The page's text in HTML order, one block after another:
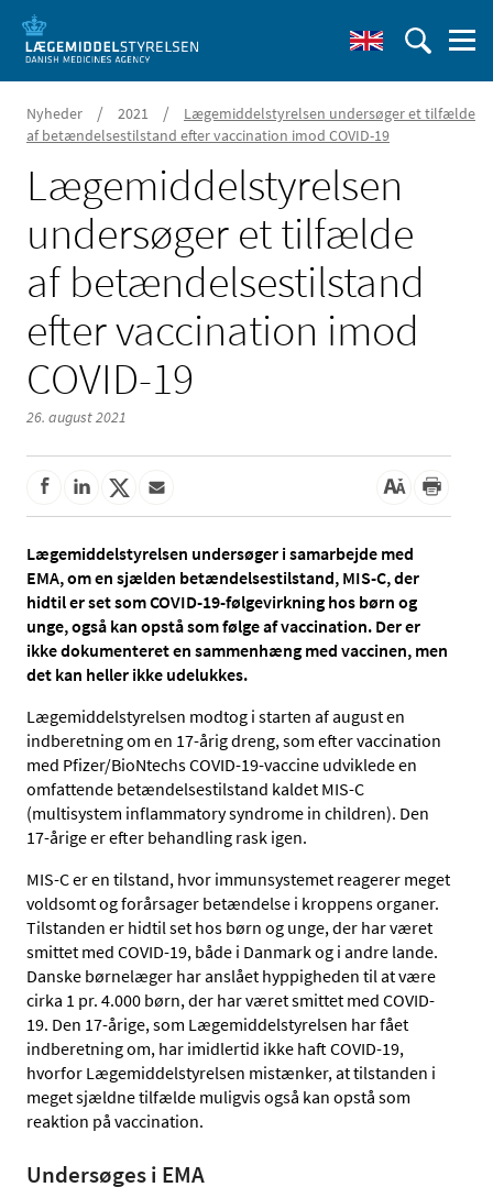
Nyheder / 2021 /
Lægemiddelstyrelsen undersøger et tilfælde
af betændelsestilstand efter vaccination imod COVID-19
Lægemiddelstyrelsen
undersøger et tilfælde
af betændelsestilstand
efter vaccination imod
COVID-19
26. august 2021
Lægemiddelstyrelsen undersøger i samarbejde med
EMA, om en sjælden betændelsestilstand, MIS-C, der
hidtil er set som COVID-19-følgevirkning hos børn og
unge, også kan opstå som følge af vaccination. Der er
ikke dokumenteret en sammenhæng med vaccinen, men
det kan heller ikke udelukkes.
Lægemiddelstyrelsen modtog i starten af august en
indberetning om en 17-årig dreng, som efter vaccination
med Pfizer/BioNtechs COVID-19-vaccine udviklede en
omfattende betændelsestilstand kaldet MIS-C
(multisystem inflammatory syndrome in children). Den
17-årige er efter behandling rask igen.
MIS-C er en tilstand, hvor immunsystemet reagerer meget
voldsomt og forårsager betændelse i kroppens organer.
Tilstanden er hidtil set hos børn og unge, der har været
smittet med COVID-19, både i Danmark og i andre lande.
Danske børnelæger har anslået hyppigheden til at være
cirka 1 pr. 4.000 børn, der har været smittet med COVID-
19. Den 17-årige, som Lægemiddelstyrelsen har fået
indberetning om, har imidlertid ikke haft COVID-19,
hvorfor Lægemiddelstyrelsen mistænker, at tilstanden i
meget sjældne tilfælde muligvis også kan opstå som
reaktion på vaccination.
Undersøges i EMA